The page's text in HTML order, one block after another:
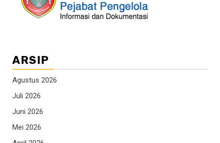
ARSIP
Agustus 2026
Juli 2026
Juni 2026
Mei 2026